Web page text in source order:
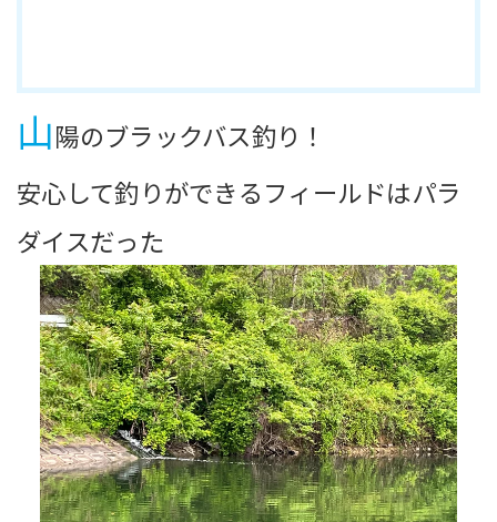
山陽のブラックバス釣り！
安心して釣りができるフィールドはパラ
ダイスだった